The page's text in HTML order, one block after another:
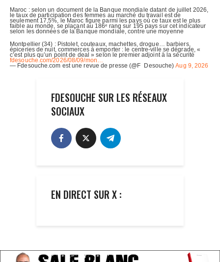
FDESOUCHE SUR LES RÉSEAUX
SOCIAUX
EN DIRECT SUR X :